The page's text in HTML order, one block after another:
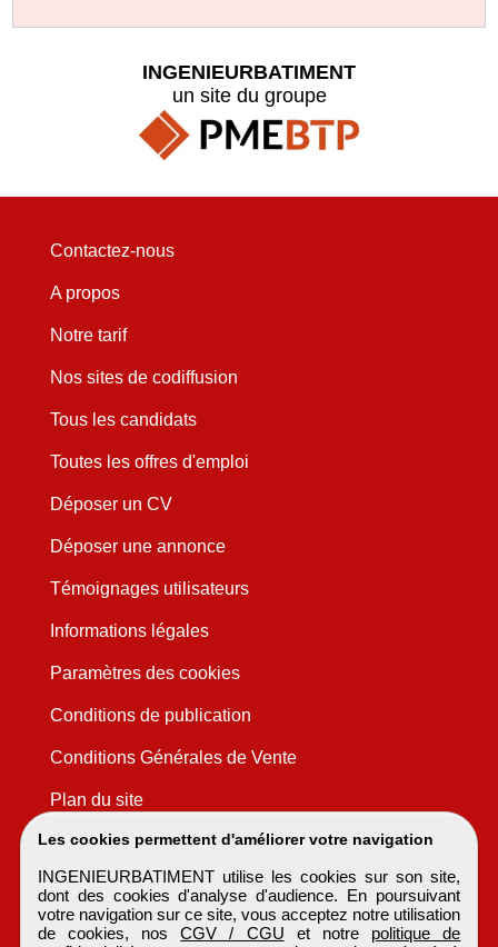
Les cookies permettent d'améliorer votre navigation
INGENIEURBATIMENT utilise les cookies sur son site,
dont des cookies d'analyse d'audience. En poursuivant
votre navigation sur ce site, vous acceptez notre utilisation
de cookies, nosCGV / CGU et notre politique de
INGENIEURBATIMENT
un site du groupe
Contactez-nous
A propos
Notre tarif
Nos sites de codiffusion
Tous les candidats
Toutes les offres d'emploi
Déposer un CV
Déposer une annonce
Témoignages utilisateurs
Informations légales
Paramètres des cookies
Conditions de publication
Conditions Générales de Vente
Plan du site